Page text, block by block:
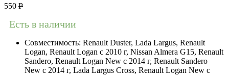
550 Р
Есть в наличии
Совместимость: Renault Duster, Lada Largus, Renault
Logan, Renault Logan c 2010 г, Nissan Almera G15, Renault
Sandero, Renault Logan New с 2014 г, Renault Sandero
New с 2014 г, Lada Largus Cross, Renault Logan New с